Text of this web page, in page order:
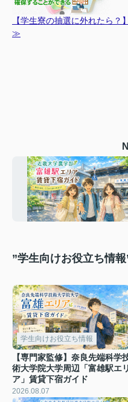
【学生寮の抽選に外れたら？
≫
”学生向けお役立ち情
学生向けお役立ち情報
【専門家監修】奈良先端科学
術大学院大学周辺「富雄駅エリ
ア」賃貸下宿ガイド
2026.08.07